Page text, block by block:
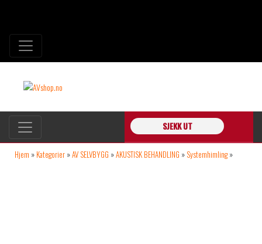
SJEKK UT
Hjem » Kategorier »AV SELVBYGG »AKUSTISK BEHANDLING » Systemhimling»